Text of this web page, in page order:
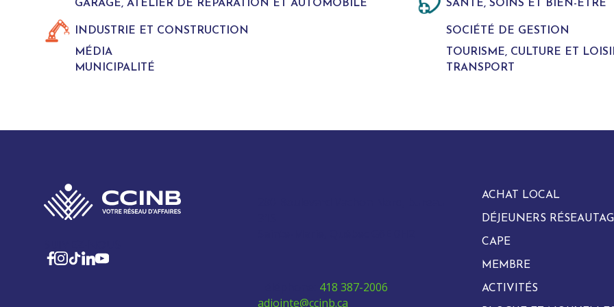
GARAGE, ATELIER DE REPARATION ET AUTOMOBILE SANTÉ, SOINS ET BIEN-ÊTRE
INDUSTRIE ET CONSTRUCTION
SOCIÉTÉ DE GESTION
MÉDIA
TOURISME, CULTURE ET
MUNICIPALITÉ
TRANSPORT
418 387-2006
adjointe@ccinb.ca
ACHAT LOCAL
DÉJEUNERS
CAPE
MEMBRE
ACTIVITÉS